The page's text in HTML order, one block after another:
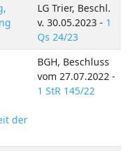
LG Trier, Beschl.
v. 30.05.2023 - 1
Qs 24/23
der
BGH, Beschluss
vom 27.07.2022 -
1 StR 145/22